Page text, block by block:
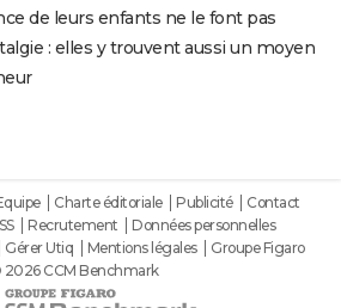
de leurs enfants ne le font pas
: elles y trouvent aussi un moyen
Charte éditoriale Publicité
Contact
Recrutement
Données personnelles
Gérer Utiq Mentions légales
Groupe Figaro
2026 CCM Benchmark